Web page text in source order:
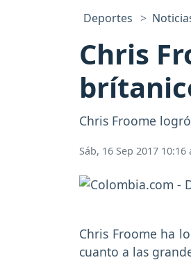
Deportes
Chris
Chris Froome
Sáb, 16 Sep 2017 10:16
Chris Froome ha
cuanto a las